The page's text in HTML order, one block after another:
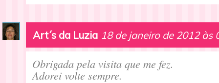
Art´s da Luzia 18 de janeiro de 2012 às
Obrigada pela visita que me fez.
Adorei volte sempre.